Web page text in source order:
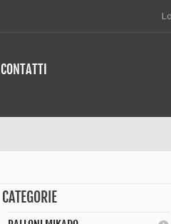
CONTATTI
CATEGORIE